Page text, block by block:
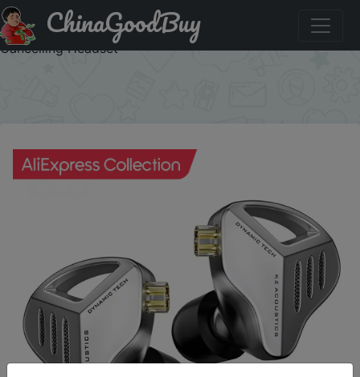
Придбати по знижці KZ ZVX Earphones Dynamic HIFI
Bass Earbuds In Ear Monitor Headphones Sport Noise
Cancelling Headset
ChinaGoodBuy